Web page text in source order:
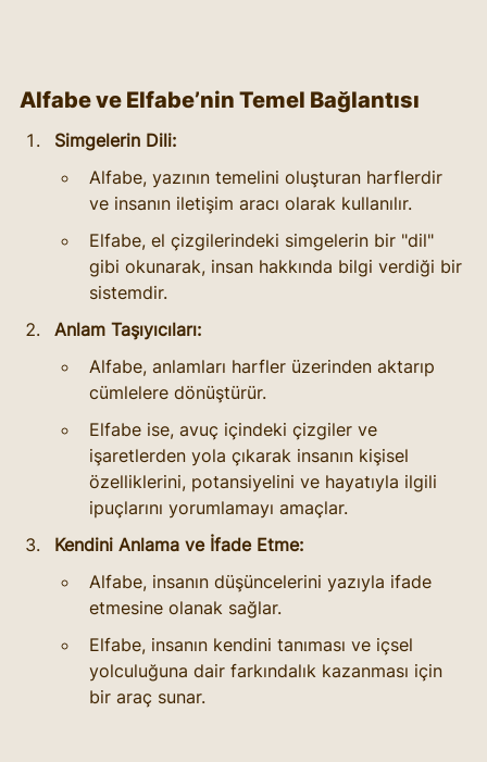
Alfabe ve Elfabe’nin Temel Bağlantısı
Simgelerin Dili:
Alfabe, yazının temelini oluşturan harflerdir
ve insanın iletişim aracı olarak kullanılır.
Elfabe, el çizgilerindeki simgelerin bir "dil"
gibi okunarak, insan hakkında bilgi verdiği bir
sistemdir.
Anlam Taşıyıcıları:
Alfabe, anlamları harfler üzerinden aktarıp
cümlelere dönüştürür.
Elfabe ise, avuç içindeki çizgiler ve
işaretlerden yola çıkarak insanın kişisel
özelliklerini, potansiyelini ve hayatıyla ilgili
ipuçlarını yorumlamayı amaçlar.
Kendini Anlama ve İfade Etme:
Alfabe, insanın düşüncelerini yazıyla ifade
etmesine olanak sağlar.
Elfabe, insanın kendini tanıması ve içsel
yolculuğuna dair farkındalık kazanması için
bir araç sunar.